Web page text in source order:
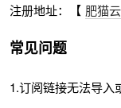
注册地址：【 肥猫
常见问题
1.订阅链接无法导入